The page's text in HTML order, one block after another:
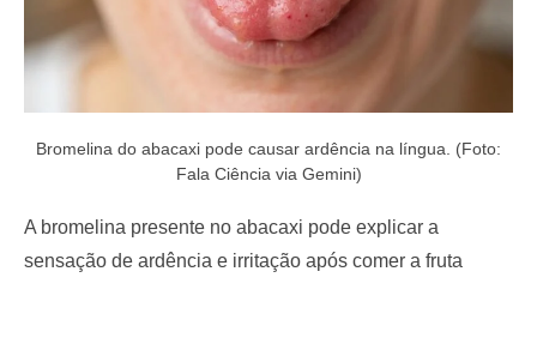
Bromelina do abacaxi pode causar ardência na língua. (Foto:
Fala Ciência via Gemini)
A bromelina presente no abacaxi pode explicar a
sensação de ardência e irritação após comer a fruta